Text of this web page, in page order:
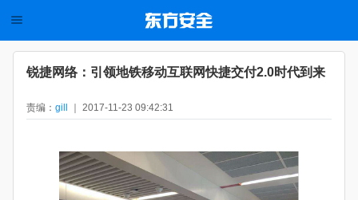
锐捷网络：引领地铁移动互联网快捷交付2.0时代到来
责编： gill ｜ 2017-11-23 09:42:31